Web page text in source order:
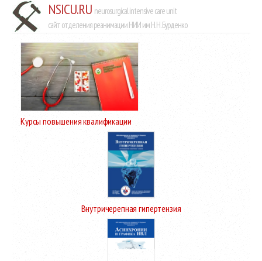
NSICU.RU neurosurgical intensive care unit
сайт отделения реанимации НИИ им Н.Н. Бурденко
Курсы повышения квалификации
Внутричерепная гипертензия